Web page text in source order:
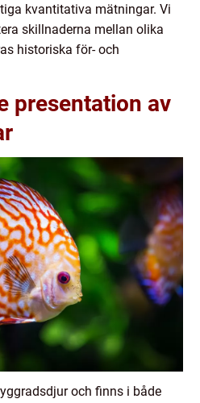
kvantitativa mätningar. Vi
skillnaderna mellan olika
historiska för- och
presentation av
och finns i både